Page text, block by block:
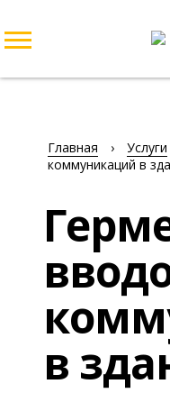
Главная › Услуги
коммуникаций в
в